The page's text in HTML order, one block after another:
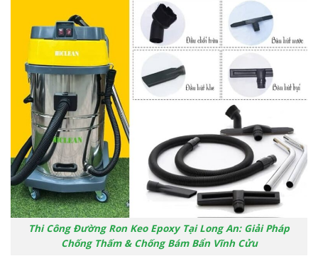
Thi Công Đường Ron Keo Epoxy Tại Long An: Giải Pháp
Chống Thấm & Chống Bám Bẩn Vĩnh Cửu